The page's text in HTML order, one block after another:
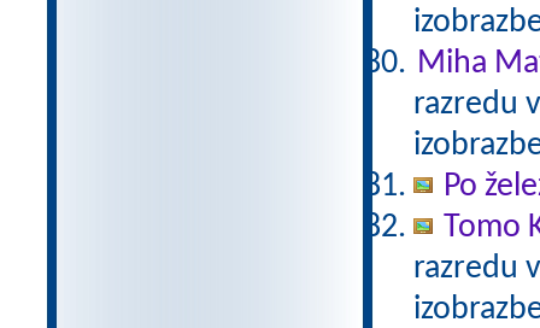
Miha
razredu
Po
Tomo
razredu